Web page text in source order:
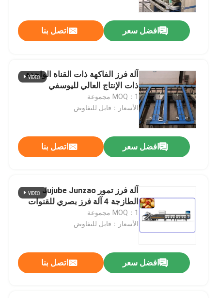
افضل سعر اتصل بنا
آلة فرز الفاكهة ذات القناة الواحدة
ذات الإنتاج العالي لليوسفي
MOQ：1 مجموعة
الأسعار：قابل للتفاوض
افضل سعر اتصل بنا
آلة فرز تمور Jujube Junzao
الطازجة 4 آلة فرز بصري للقنوات
MOQ：1 مجموعة
الأسعار：قابل للتفاوض
افضل سعر اتصل بنا